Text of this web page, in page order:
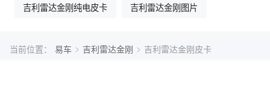
吉利雷达金刚纯电皮卡 吉利雷达金刚图片
当前位置： 易车 > 吉利雷达金刚 > 吉利雷达金刚皮卡